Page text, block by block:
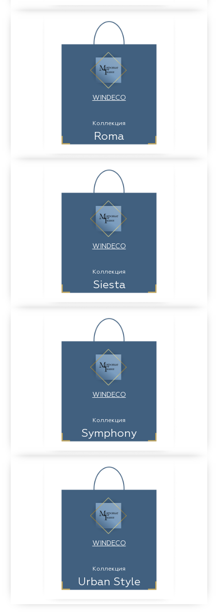
WINDECO
Коллекция
Roma
WINDECO
Коллекция
Siesta
WINDECO
Коллекция
Symphony
WINDECO
Коллекция
Urban Style